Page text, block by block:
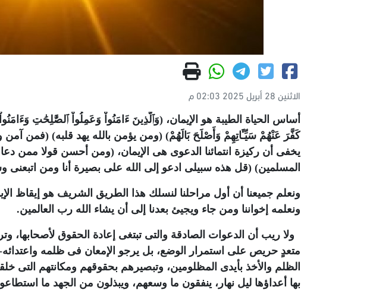
الاثنين 28 أبريل 2025 02:03 م
أساس الحياة الطيبة هو الإيمان، (وَٱلَّذِينَ ءَامَنُواْ وَعَمِلُواْ ٱلصَّٰلِحَٰتِ
كَفَّرَ عَنْهُمْ سَيِّـَٔاتِهِمْ وَأَصْلَحَ بَالَهُمْ) (ومن يؤمن بالله يهد قلبه) (فمن
يخفى أن ركيزة انتمائنا الدعوى هى الإيمان، (ومن أحسن قولا ممن
المسلمين) (قل هذه سبيلى ادعو إلى الله على بصيرة أنا ومن اتبعنى
ونعلم جميعنا أن أول مراحلنا لنسلك هذا الطريق الشريف هو إيقاظ
ونعلمه إخواننا ومن جاء ويجيئ بعدنا إلى أن يشاء الله رب العالمين.
ولا ريب أن الدعوات الصادقة والتى تبتغى إعادة الحقوق لأصحابها،
متعدٍ حريص على استمرار الوضع، بل يرجو الإمعان فى ظلمه
الظلم والأخذ بأيدى المظلومين، وتبصيرهم بحقوقهم ومكانتهم التى
بها أعداؤها ليل نهار، ينفقون ما وسعهم، ويبذلون من الجهد ما